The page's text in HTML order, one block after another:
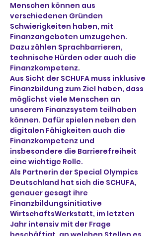
Menschen können aus
verschiedenen Gründen
Schwierigkeiten haben, mit
Finanzangeboten umzugehen.
Dazu zählen Sprachbarrieren,
technische Hürden oder auch die
Finanzkompetenz.
Aus Sicht der SCHUFA muss inklusive
Finanzbildung zum Ziel haben, dass
möglichst viele Menschen an
unserem Finanzsystem teilhaben
können. Dafür spielen neben den
digitalen Fähigkeiten auch die
Finanzkompetenz und
insbesondere die Barrierefreiheit
eine wichtige Rolle.
Als Partnerin der Special Olympics
Deutschland hat sich die SCHUFA,
genauer gesagt ihre
Finanzbildungsinitiative
WirtschaftsWerkstatt, im letzten
Jahr intensiv mit der Frage